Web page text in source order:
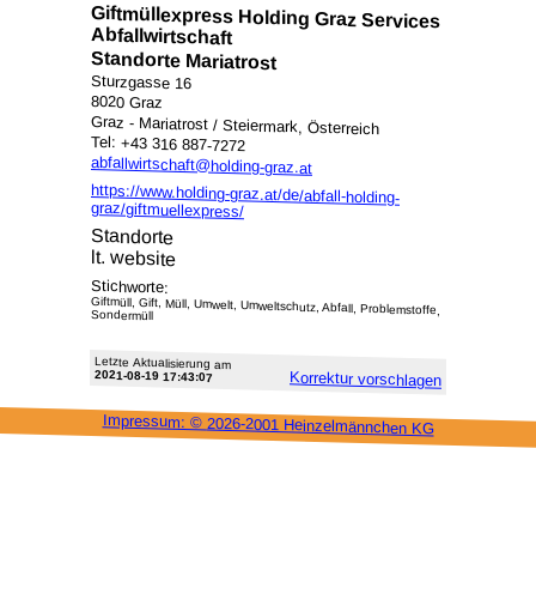
Giftmüllexpress Holding Graz Services
Abfallwirtschaft
Standorte Mariatrost
Sturzgasse 16
8020 Graz
Graz - Mariatrost / Steiermark, Österreich
Tel: +43 316 887-7272
abfallwirtschaft@holding-graz.at
https://www.holding-graz.at/de/abfall-holding-
graz/giftmuellexpress/
Standorte
lt. website
Stichworte:
Giftmüll, Gift, Müll, Umwelt, Umweltschutz, Abfall, Problemstoffe,
Sondermüll
Letzte Aktu­alisie­rung am
2021-08-19 17:43:07 Korrektur vor­schlagen
Impressum: © 2026-2001 Heinzel­männchen KG